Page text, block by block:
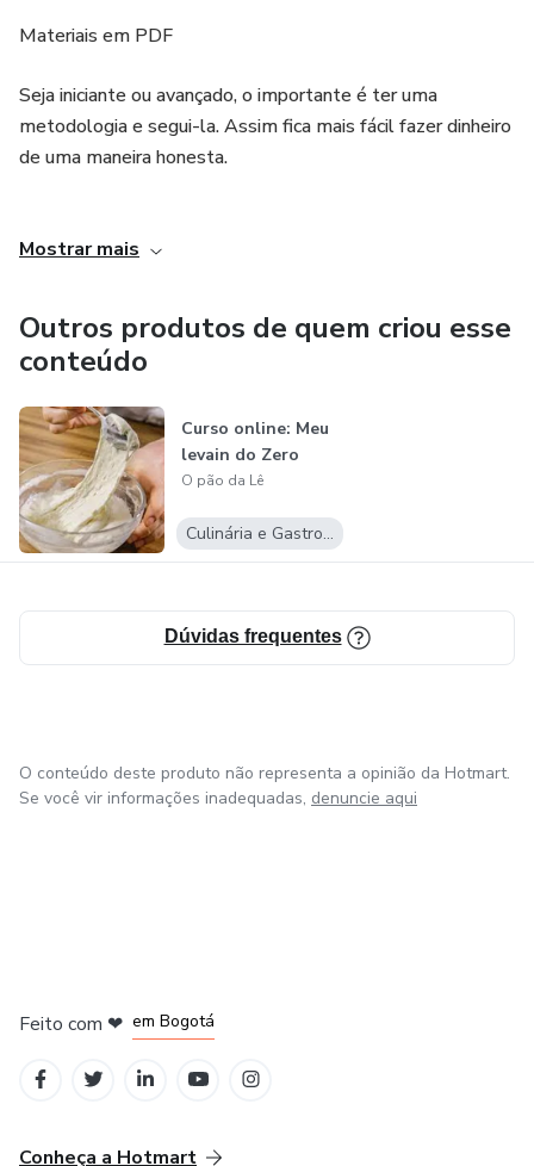
Materiais em PDF
Seja iniciante ou avançado, o importante é ter uma
metodologia e segui-la. Assim fica mais fácil fazer dinheiro
de uma maneira honesta.
........................................
..............................
Mostrar mais
Outros produtos de quem criou esse
conteúdo
Curso online: Meu
levain do Zero
O pão da Lê
Culinária e Gastronomia
Dúvidas frequentes
O conteúdo deste produto não representa a opinião da Hotmart.
Se você vir informações inadequadas, denuncie aqui
Feito com ❤ em Bogotá
Conheça a Hotmart